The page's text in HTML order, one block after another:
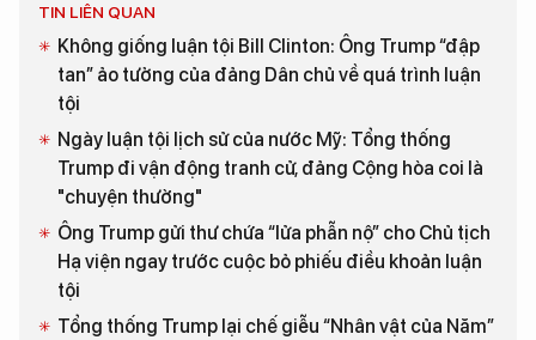
TIN LIÊN QUAN
Không giống luận tội Bill Clinton: Ông Trump “đập
tan” ảo tưởng của đảng Dân chủ về quá trình luận
tội
Ngày luận tội lịch sử của nước Mỹ: Tổng thống
Trump đi vận động tranh cử, đảng Cộng hòa coi là
"chuyện thường"
Ông Trump gửi thư chứa “lửa phẫn nộ” cho Chủ tịch
Hạ viện ngay trước cuộc bỏ phiếu điều khoản luận
tội
Tổng thống Trump lại chế giễu “Nhân vật của Năm”